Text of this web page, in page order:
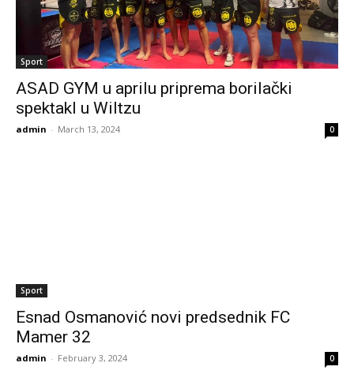
Sport
ASAD GYM u aprilu priprema borilački
spektakl u Wiltzu
admin - March 13, 2024 0
Sport
Esnad Osmanović novi predsednik FC
Mamer 32
admin - February 3, 2024 0